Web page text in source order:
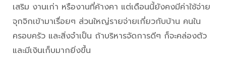
เสริม งานเก่า หรืองานที่ค้างคา แต่เดือนนี้ยังคงมีค่าใช้จ่าย
จุกจิกเข้ามาเรื่อยๆ ส่วนใหญ่รายจ่ายเกี่ยวกับบ้าน คนใน
ครอบครัว และสิ่งจำเป็น ถ้าบริหารจัดการดีๆ ก็จะคล่องตัว
และมีเงินเก็บมากยิ่งขึ้น